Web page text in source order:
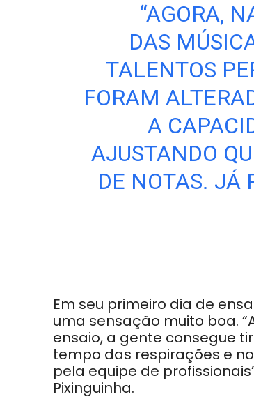
“AGORA,
DAS
TALENTOS
FORAM
A
AJUSTANDO
DE NOTAS. JÁ
Em seu primeiro dia de
uma sensação muito boa.
ensaio, a gente consegue
tempo das respirações e
pela equipe de
Pixinguinha.